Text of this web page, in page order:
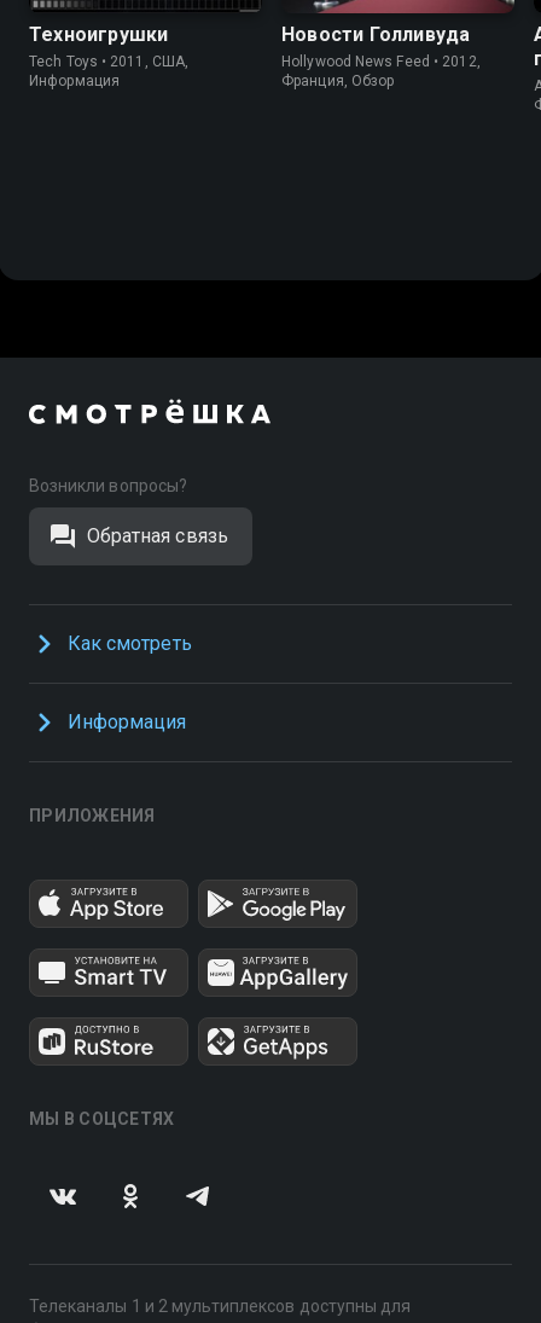
Техноигрушки
Tech Toys • 2011, США,
Информация
Новости Голливуда
Hollywood News Feed • 2012,
Франция, Обзор
Возникли вопросы?
Обратная связь
Как смотреть
Информация
ПРИЛОЖЕНИЯ
МЫ В СОЦСЕТЯХ
Телеканалы 1 и 2 мультиплексов доступны для